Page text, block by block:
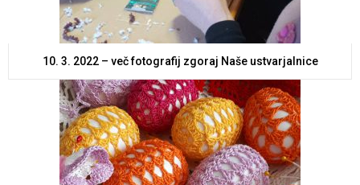
10. 3. 2022 – več fotografij zgoraj Naše ustvarjalnice